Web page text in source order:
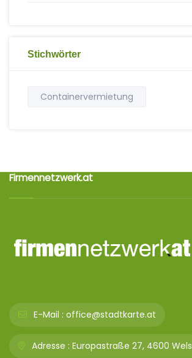
Stichwörter
Containervermietung
Firmennetzwerk.at
E-Mail : office@stadtkarte.at
Adresse : Europastraße 27, 4600 Wels